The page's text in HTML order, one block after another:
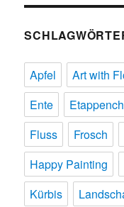
Apfel Art with
Ente
Fluss
Frosch
Happy Painting
Kürbis